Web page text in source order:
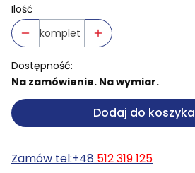
Ilość
komplet
Dostępność:
Na zamówienie. Na wymiar.
Dodaj do koszyka
Zamów tel:+48 512 319 125